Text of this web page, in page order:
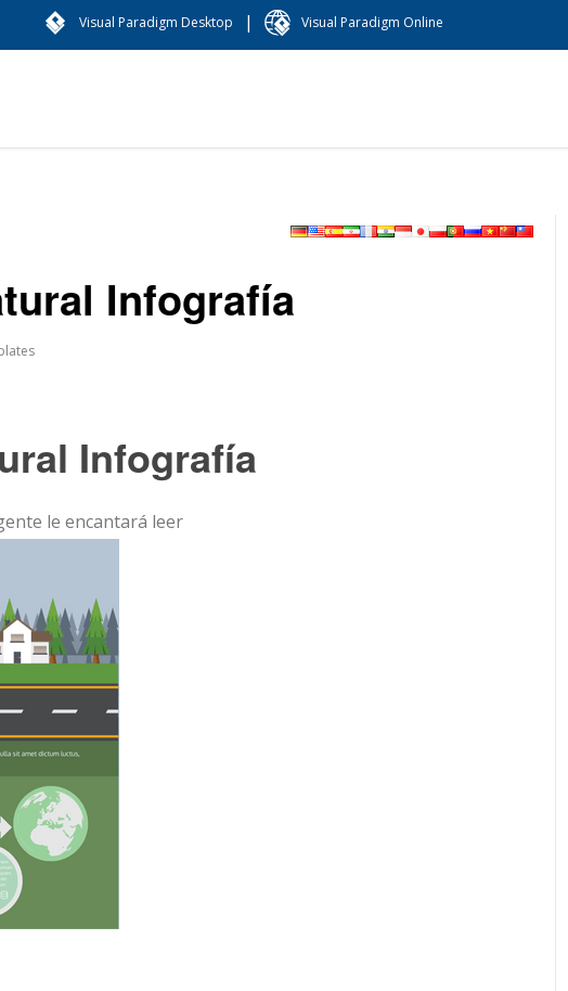
Visual Paradigm Desktop | Visual Paradigm Online
Infografía
Infografía
le encantará leer